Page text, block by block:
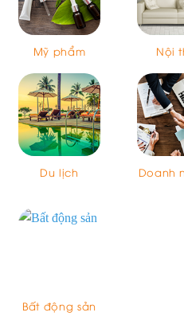
Mỹ phẩm Nội
Du lịch Doanh
Bất động sản